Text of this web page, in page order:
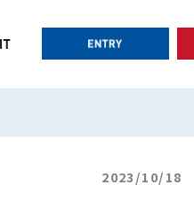
2023/10/18